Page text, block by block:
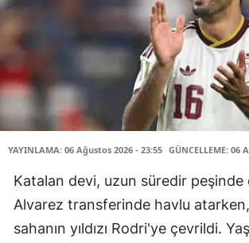
YAYINLAMA: 06 Ağustos 2026 - 23:55 GÜNCELLEME: 06
Katalan devi, uzun süredir peşinde
Alvarez transferinde havlu
sahanın yıldızı Rodri'ye çevrildi.